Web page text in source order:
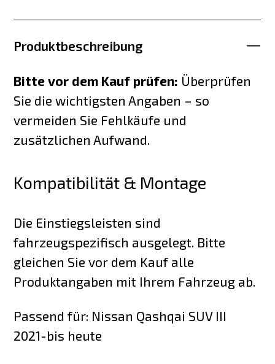
Produktbeschreibung
Bitte vor dem Kauf prüfen: Überprüfen
Sie die wichtigsten Angaben – so
vermeiden Sie Fehlkäufe und
zusätzlichen Aufwand.
Kompatibilität & Montage
Die Einstiegsleisten sind
fahrzeugspezifisch ausgelegt. Bitte
gleichen Sie vor dem Kauf alle
Produktangaben mit Ihrem Fahrzeug ab.
Passend für: Nissan Qashqai SUV III
2021-bis heute